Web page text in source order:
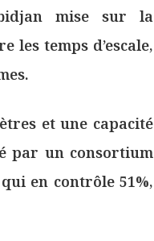
mise sur la
temps d’escale,
et une capacité
par un consortium
en contrôle 51%,